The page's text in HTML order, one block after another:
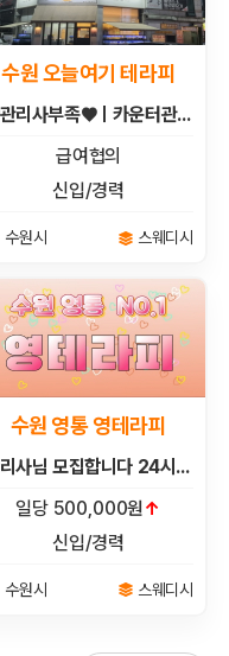
수원 오늘여기 테라피
♥관리사부족♥ㅣ카운터관리사구인ㅣ당일지급ㅣ자율출근ㅣ아로마ㅣ상주ㅣ알바ㅣ카운터ㅣ오늘여기
급여협의
신입/경력
수원시 스웨디시
수원 영통 영테라피
관리사님 모집합니다 24시간 연락 대기중
일당 500,000원↑
신입/경력
수원시 스웨디시